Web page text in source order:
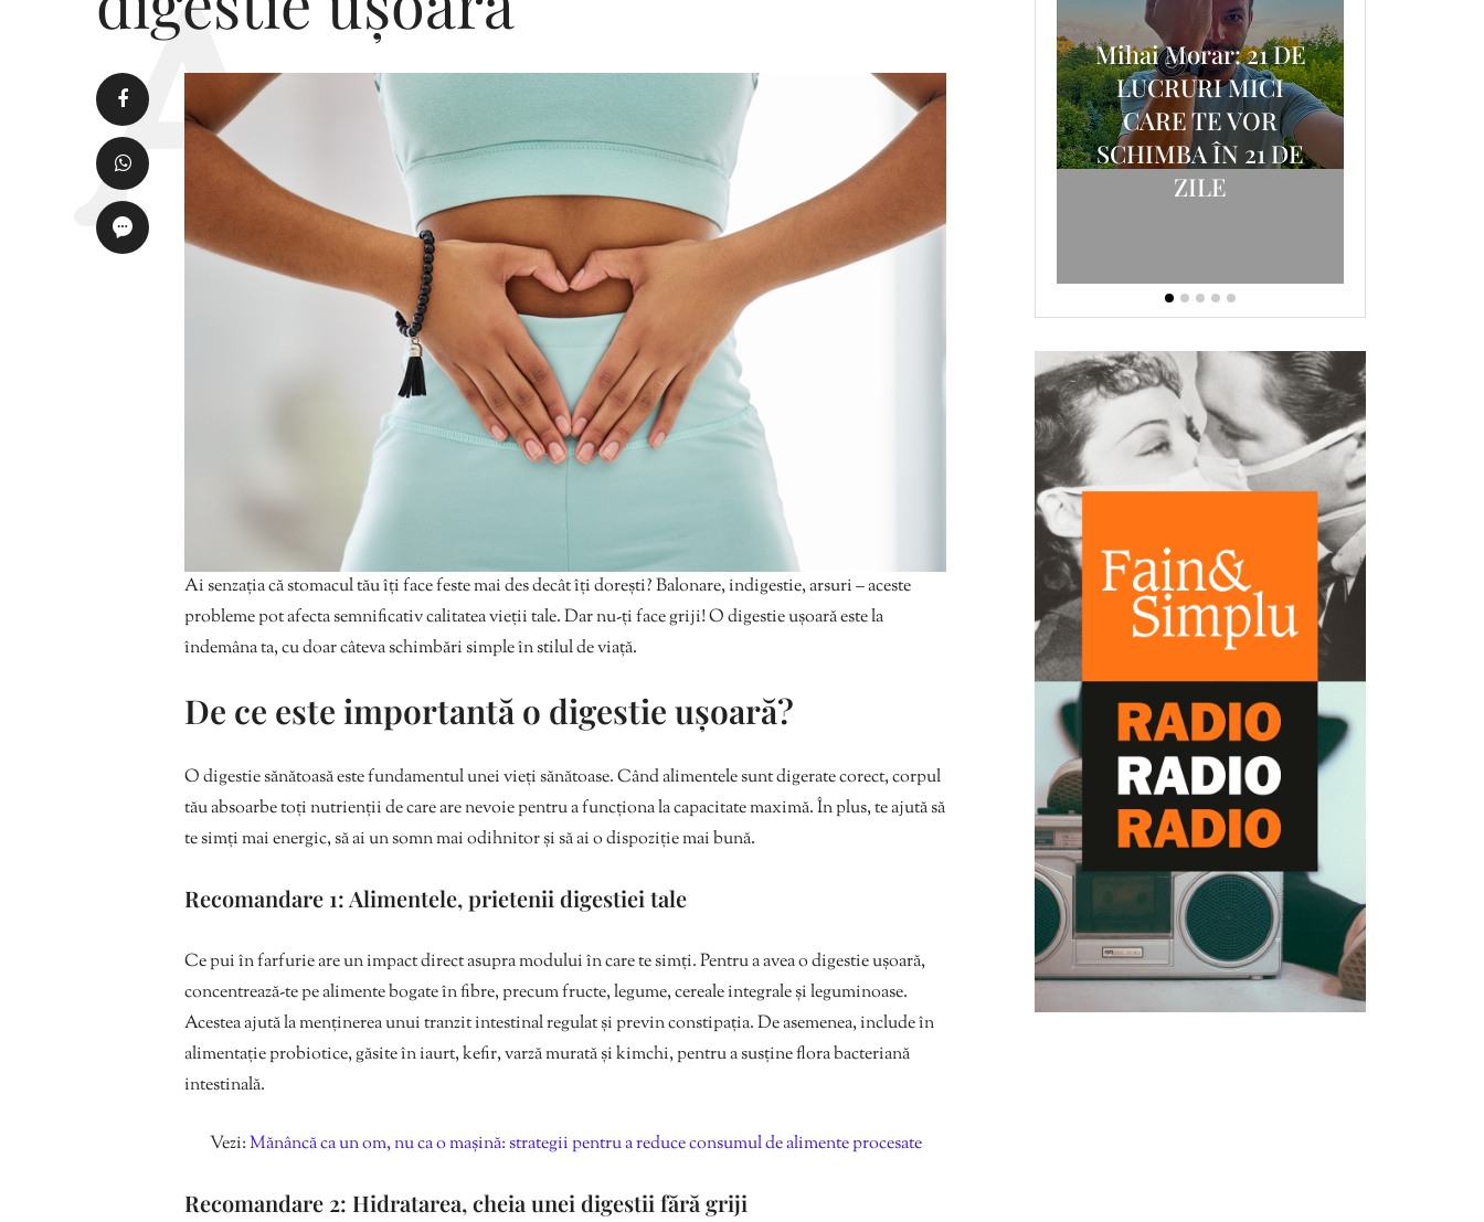
Ai senzația că stomacul tău îți face feste mai des decât îți dorești? Balonare, indigestie, arsuri – aceste
probleme pot afecta semnificativ calitatea vieții tale. Dar nu-ți face griji! O digestie ușoară este la
îndemâna ta, cu doar câteva schimbări simple în stilul de viață.
De ce este importantă o digestie ușoară?
O digestie sănătoasă este fundamentul unei vieți sănătoase. Când alimentele sunt digerate corect, corpul
tău absoarbe toți nutrienții de care are nevoie pentru a funcționa la capacitate maximă. În plus, te ajută să
te simți mai energic, să ai un somn mai odihnitor și să ai o dispoziție mai bună.
Recomandare 1: Alimentele, prietenii digestiei tale
Ce pui în farfurie are un impact direct asupra modului în care te simți. Pentru a avea o digestie ușoară,
concentrează-te pe alimente bogate în fibre, precum fructe, legume, cereale integrale și leguminoase.
Acestea ajută la menținerea unui tranzit intestinal regulat și previn constipația. De asemenea, include în
alimentație probiotice, găsite în iaurt, kefir, varză murată și kimchi, pentru a susține flora bacteriană
intestinală.
Vezi:Mănâncă ca un om, nu ca o mașină: strategii pentru a reduce consumul de alimente procesate
Recomandare 2: Hidratarea, cheia unei digestii fără griji
Editorial Mihai
Morar: CUM L-AM
SALVAT PE FĂT-
FRUMOS
Mihai Morar: 21 DE
LUCRURI MICI
CARE TE VOR
SCHIMBA ÎN 21 DE
ZILE